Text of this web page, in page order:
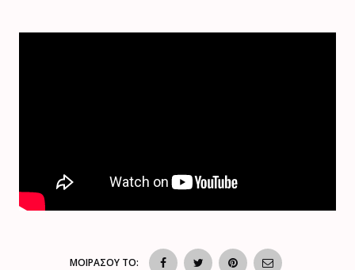
ΜΟΙΡΑΣΟΥ ΤΟ: